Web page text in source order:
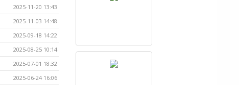
2025-11-20 13:43
2025-11-03 14:48
2025-09-18 14:22
2025-08-25 10:14
2025-07-01 18:32
2025-06-24 16:06